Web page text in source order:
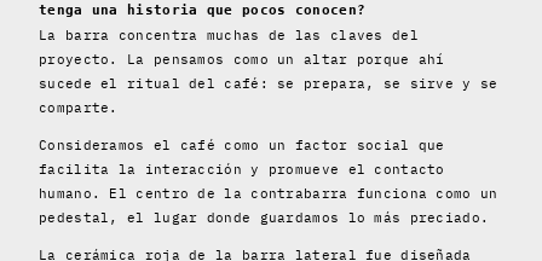
tenga una historia que pocos conocen?
La barra concentra muchas de las claves del
proyecto. La pensamos como un altar porque ahí
sucede el ritual del café: se prepara, se sirve y se
comparte.
Consideramos el café como un factor social que
facilita la interacción y promueve el contacto
humano. El centro de la contrabarra funciona como un
pedestal, el lugar donde guardamos lo más preciado.
La cerámica roja de la barra lateral fue diseñada